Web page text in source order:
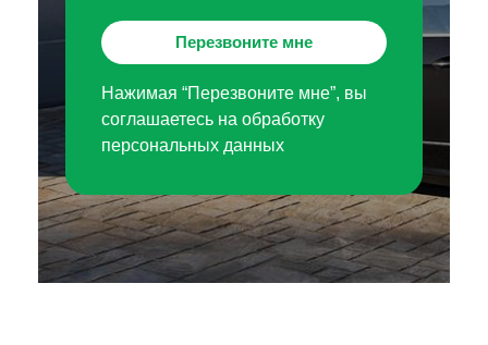
Перезвоните мне
Нажимая “Перезвоните мне”, вы
соглашаетесь на обработку
персональных данных